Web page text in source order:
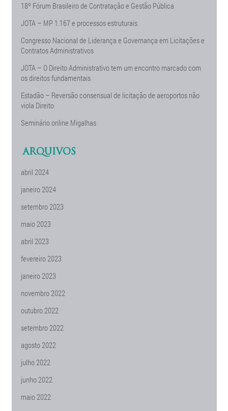
18º Fórum Brasileiro de Contratação e Gestão Pública
JOTA – MP 1.167 e processos estruturais
Congresso Nacional de Liderança e Governança em Licitações e
Contratos Administrativos
JOTA – O Direito Administrativo tem um encontro marcado com
os direitos fundamentais
Estadão – Reversão consensual de licitação de aeroportos não
viola Direito
Seminário online Migalhas
ARQUIVOS
abril 2024
janeiro 2024
setembro 2023
maio 2023
abril 2023
fevereiro 2023
janeiro 2023
novembro 2022
outubro 2022
setembro 2022
agosto 2022
julho 2022
junho 2022
maio 2022